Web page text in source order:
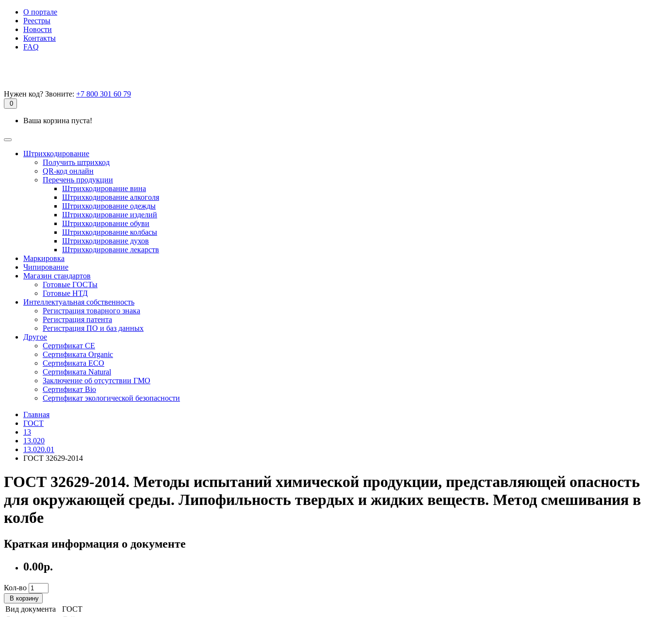
О портале
Реестры
Новости
Контакты
FAQ
Нужен код? Звоните: +7 800 301 60 79
0
Ваша корзина пуста!
Штрихкодирование
Получить штрихкод
QR-код онлайн
Перечень продукции
Штрихкодирование вина
Штрихкодирование алкоголя
Штрихкодирование одежды
Штрихкодирование изделий
Штрихкодирование обуви
Штрихкодирование колбасы
Штрихкодирование духов
Штрихкодирование лекарств
Маркировка
Чипирование
Магазин стандартов
Готовые ГОСТы
Готовые НТД
Интеллектуальная собственность
Регистрация товарного знака
Регистрация патента
Регистрация ПО и баз данных
Другое
Сертификат СЕ
Сертификата Organic
Сертификата ECO
Сертификата Natural
Заключение об отсутствии ГМО
Сертификат Bio
Сертификат экологической безопасности
Главная
ГОСТ
13
13.020
13.020.01
ГОСТ 32629-2014
ГОСТ 32629-2014. Методы испытаний химической продукции, представляющей опасность
для окружающей среды. Липофильность твердых и жидких веществ. Метод смешивания в
колбе
Краткая информация о документе
0.00р.
Кол-во
В корзину
Вид документа
ГОСТ